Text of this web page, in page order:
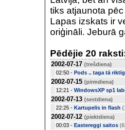
tiks atjaunota
Lapas izskats ir
oriģināli. Jeburā
Pēdējie 20
2002-07-17 (trešdiena)
02:50 - Pods .. taga tā
2002-07-15 (pirmdiena)
12:21 - WindowsXP sp1
2002-07-13 (sestdiena)
22:25 - Kartupelis in flash
2002-07-12 (piektdiena)
00:03 - Eastereggi saitos